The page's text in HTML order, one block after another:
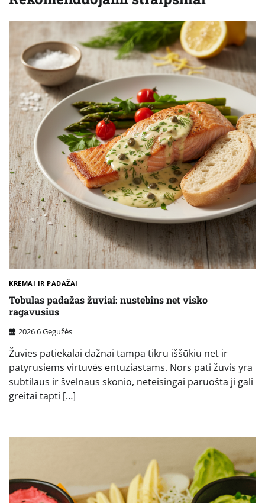
KREMAI IR PADAŽAI
Tobulas padažas žuviai: nustebins net visko
ragavusius
2026 6 Gegužės
Žuvies patiekalai dažnai tampa tikru iššūkiu net ir
patyrusiems virtuvės entuziastams. Nors pati žuvis yra
subtilaus ir švelnaus skonio, neteisingai paruošta ji gali
greitai tapti […]